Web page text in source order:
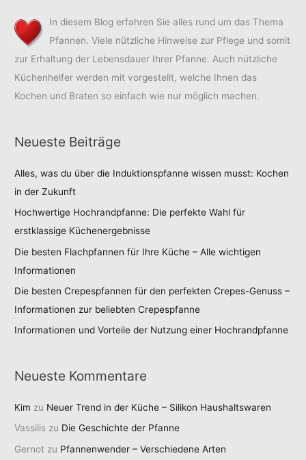
In diesem Blog erfahren Sie alles rund um das Thema
Pfannen. Viele nützliche Hinweise zur Pflege und somit
zur Erhaltung der Lebensdauer Ihrer Pfanne. Auch nützliche
Küchenhelfer werden mit vorgestellt, welche Ihnen das
Kochen und Braten so einfach wie nur möglich machen.
Neueste Beiträge
Alles, was du über die Induktionspfanne wissen musst: Kochen
in der Zukunft
Hochwertige Hochrandpfanne: Die perfekte Wahl für
erstklassige Küchenergebnisse
Die besten Flachpfannen für Ihre Küche – Alle wichtigen
Informationen
Die besten Crepespfannen für den perfekten Crepes-Genuss –
Informationen zur beliebten Crepespfanne
Informationen und Vorteile der Nutzung einer Hochrandpfanne
Neueste Kommentare
Kim zu Neuer Trend in der Küche – Silikon Haushaltswaren
Vassilis zu Die Geschichte der Pfanne
Gernot zu Pfannenwender – Verschiedene Arten